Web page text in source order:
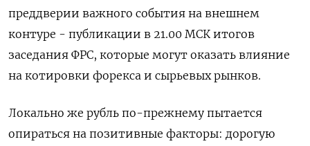
преддверии важного события на внешнем
контуре - публикации в 21.00 МСК итогов
заседания ФРС, которые могут оказать влияние
на котировки форекса и сырьевых рынков.
Локально же рубль по-прежнему пытается
опираться на позитивные факторы: дорогую